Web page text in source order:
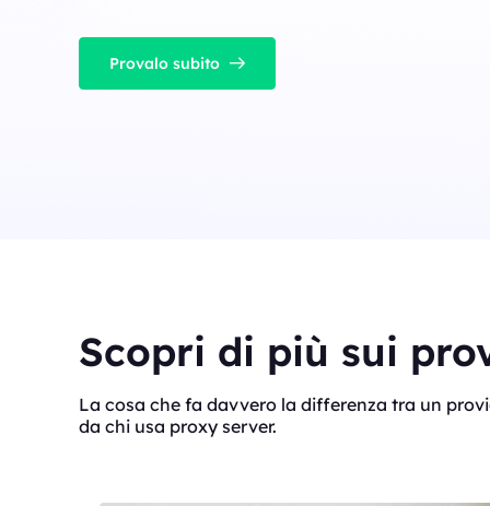
Provalo subito
Scopri di più sui
La cosa che fa davvero la differenza tra un
da chi usa proxy server.